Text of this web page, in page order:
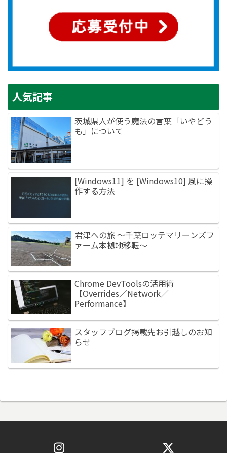
人気記事
茨城県人が使う魔法の言葉「いやどう
も」について
[Windows11] を [Windows10] 風に操
作する方法
君津への旅 ～千葉ロッテマリーンズフ
ァーム本拠地移転～
Chrome DevToolsの活用術
【Overrides／Network／
Performance】
スタッフブログ掲載先お引越しのお知
らせ